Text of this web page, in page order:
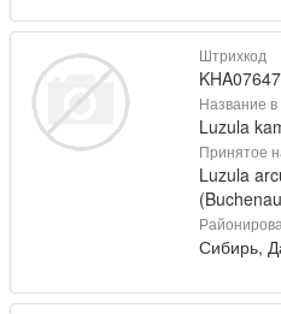
Штрихкод
KHA07647
Название в
Luzula
Принятое
Luzula
Сибирь,